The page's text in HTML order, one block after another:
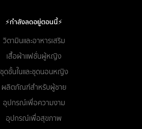
⚡กำลังลดอยู่ตอนนี้⚡
วิตามินและอาหารเสริม
เสื้อผ้าแฟชั่นผู้หญิง
ชุดชั้นในและชุดนอนหญิง
ผลิตภัณฑ์สำหรับผู้ชาย
อุปกรณ์เพื่อความงาม
อุปกรณ์เพื่อสุขภาพ